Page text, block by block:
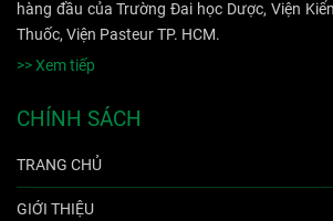
hàng đầu của Trường Đai học Dược, Viện
Thuốc, Viện Pasteur TP. HCM.
>> Xem tiếp
CHÍNH SÁCH
TRANG CHỦ
GIỚI THIỆU